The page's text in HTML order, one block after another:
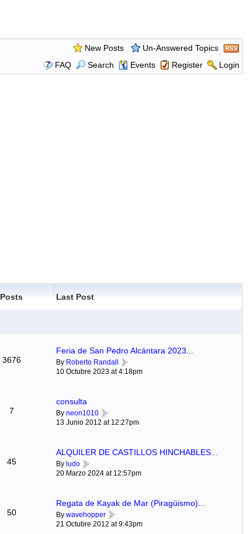
New Posts
Un-Answered Topics
FAQ
Search Events Register Login
Posts Last Post
3676
Feria de San Pedro Alcántara 2023...
By Roberto Randall
10 Octubre 2023 at 4:18pm
7
consulta
By neon1010
13 Junio 2012 at 12:27pm
45
ALQUILER DE CASTILLOS HINCHABLES...
By ludo
20 Marzo 2024 at 12:57pm
50
Regata de Kayak de Mar (Piragüismo)...
By wavehopper
21 Octubre 2012 at 9:43pm